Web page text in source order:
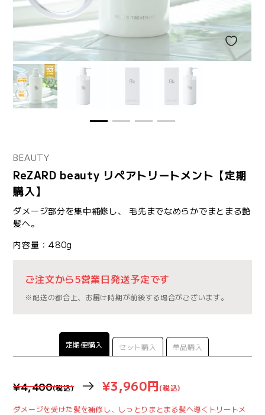
BEAUTY
ReZARD beauty リペアトリートメント【定期
購入】
ダメージ部分を集中補修し、 毛先までなめらかでまとまる艶
髪へ。
内容量：480g
ご注文から5営業日発送予定です
※配送の都合上、お届け時期が前後する場合がございます。
定期便購入 セット購入 単品購入
¥4,400(税込) ¥3,960円(税込)
ダメージを受けた髪を補修し、しっとりまとまる髪へ導くトリートメ